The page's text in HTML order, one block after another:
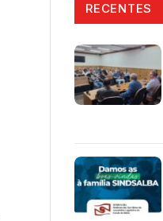
RECENTES